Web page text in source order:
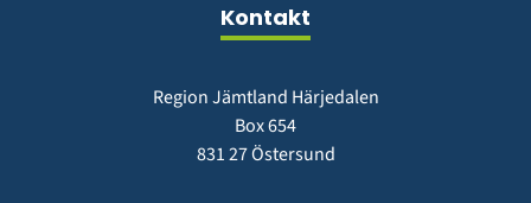
Kontakt
Region Jämtland Härjedalen
Box 654
831 27 Östersund